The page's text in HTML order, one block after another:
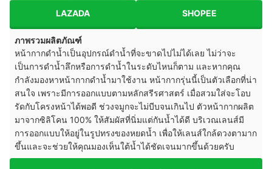
LAZADA SHOPEE
ภาพรวมผลิตภัณฑ์
หน้ากากดำน้ำเป็นอุปกรณ์ดำน้ำที่จะขาดไปไม่ได้เลย ไม่ว่าจะ
เป็นการดำน้ำลึกหรือการดำน้ำในระดับไหนก็ตาม และหากคุณ
กำลังมองหาหน้ากากดำน้ำมาใช้งาน หน้ากากรุ่นนี้เป็นตัวเลือกที่น่า
สนใจ เพราะมีการออกแบบตามหลักสรีรศาสตร์ เมื่อสวมใส่จะโอบ
รัดกับโครงหน้าได้พอดี ช่วงจมูกจะไม่บีบจนเกินไป ตัวหน้ากากผลิต
มาจากซิลิโคน 100% ให้สัมผัสที่นิ่มแต่กันน้ำได้ดี บริเวณเลนส์มี
การออกแบบให้อยู่ในรูปทรงของหยดน้ำ เพื่อให้เลนส์ใกล้ดวงตามาก
ขึ้นและจะช่วยให้คุณมองเห็นใต้น้ำได้ชัดเจนมากขึ้นด้วยครับ